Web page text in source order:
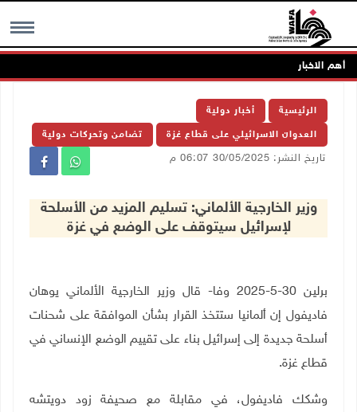
MENU أهم الاخبار
الرئيسية أخبار دولية
العدوان الاسرائيلي على قطاع غزة تضامن وتحركات دولية
تاريخ النشر: 30/05/2025 06:07 م
وزير الخارجية الألماني: تسليم المزيد من الأسلحة
لإسرائيل سيتوقف على الوضع في غزة
برلين 30-5-2025 وفا- قال وزير الخارجية الألماني يوهان
فاديفول إن ألمانيا ستتخذ القرار بشأن الموافقة على شحنات
أسلحة جديدة إلى إسرائيل بناء على تقييم الوضع الإنساني في
قطاع غزة.
وشكك فاديفول، في مقابلة مع صحيفة زود دويتشه